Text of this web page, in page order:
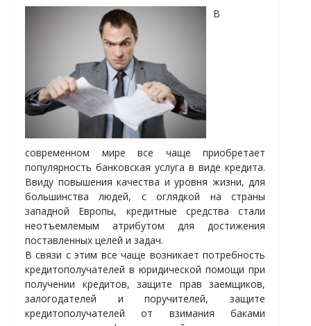
В
современном мире все чаще приобретает
популярность банковская услуга в виде кредита.
Ввиду повышения качества и уровня жизни, для
большинства людей, с оглядкой на страны
западной Европы, кредитные средства стали
неотъемлемым атрибутом для достижения
поставленных целей и задач.
В связи с этим все чаще возникает потребность
кредитополучателей в юридической помощи при
получении кредитов, защите прав заемщиков,
залогодателей и поручителей, защите
кредитополучателей от взимания баками